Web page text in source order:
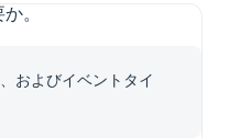
。
およびイベントタイ